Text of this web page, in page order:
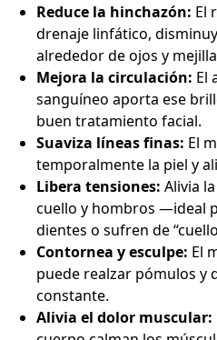
Reduce la hinchazón: El
drenaje linfático,
alrededor de ojos y
Mejora la circulación: El
sanguíneo aporta ese
buen tratamiento facial.
Suaviza líneas finas: El
temporalmente la piel y
Libera tensiones: Alivia
cuello y hombros —ideal
dientes o sufren de
Contornea y esculpe: El
puede realzar pómulos y
constante.
Alivia el dolor muscular: